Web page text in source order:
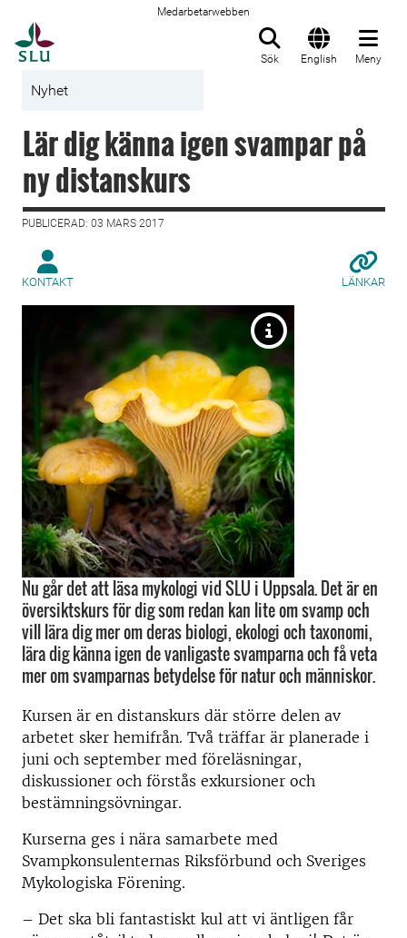
Medarbetarwebben
Sök English Meny
Nyhet
Lär dig känna igen svampar på
ny distanskurs
PUBLICERAD: 03 MARS 2017
KONTAKT LÄNKAR
Nu går det att läsa mykologi vid SLU i Uppsala. Det är en
översiktskurs för dig som redan kan lite om svamp och
vill lära dig mer om deras biologi, ekologi och taxonomi,
lära dig känna igen de vanligaste svamparna och få veta
mer om svamparnas betydelse för natur och människor.
Kursen är en distanskurs där större delen av
arbetet sker hemifrån. Två träffar är planerade i
juni och september med föreläsningar,
diskussioner och förstås exkursioner och
bestämningsövningar.
Kurserna ges i nära samarbete med
Svampkonsulenternas Riksförbund och Sveriges
Mykologiska Förening.
– Det ska bli fantastiskt kul att vi äntligen får